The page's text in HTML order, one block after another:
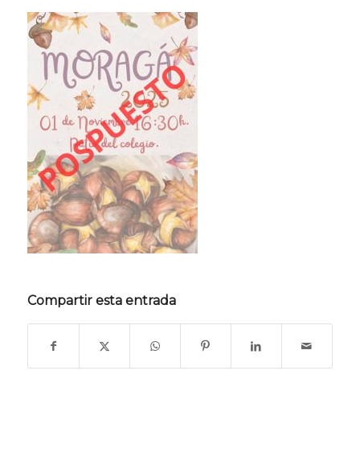
Compartir esta entrada